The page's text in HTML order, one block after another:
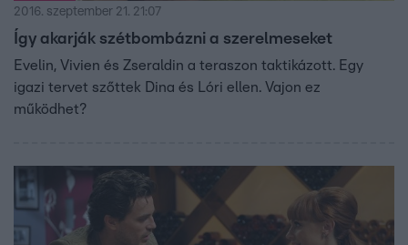
2016. szeptember 21. 21:07
Így akarják szétbombázni a szerelmeseket
Evelin, Vivien és Zseraldin a teraszon taktikázott. Egy
igazi tervet szőttek Dina és Lóri ellen. Vajon ez
működhet?